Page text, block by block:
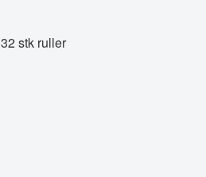
stk ruller